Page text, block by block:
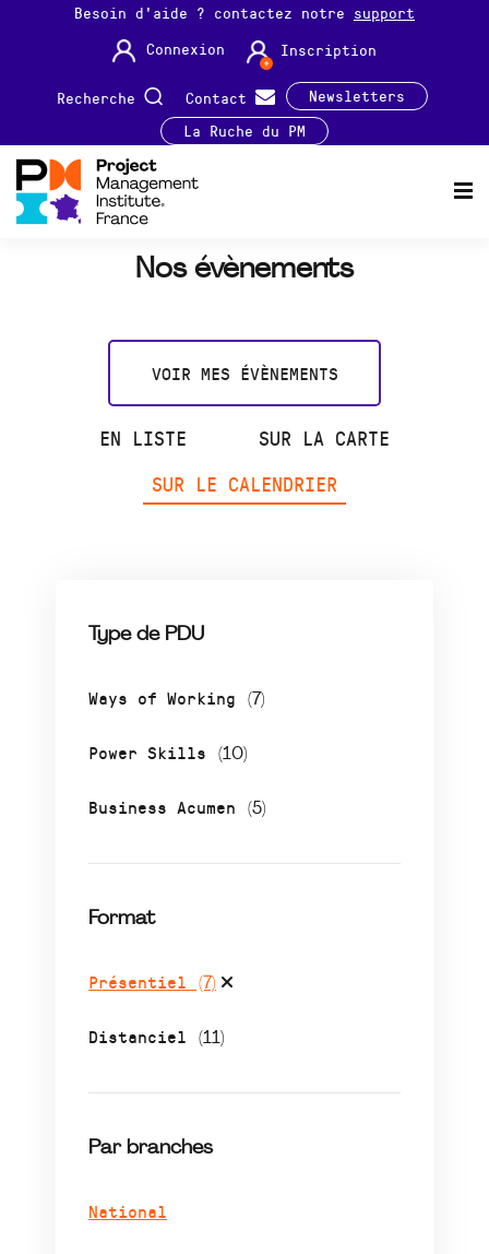
Besoin d'aide ? contactez notre support
Connexion
Inscription
Recherche Contact
Newsletters
La Ruche du PM
Nos évènements
VOIR MES ÉVÈNEMENTS
EN LISTE
SUR LA CARTE
SUR LE CALENDRIER
Type de PDU
Ways of Working (7)
Power Skills (10)
Business Acumen (5)
Format
Présentiel (7)
Distanciel (11)
Par branches
National